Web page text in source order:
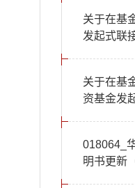
关于在基
发起式联
关于在基
资基金发
018064_
明书更新